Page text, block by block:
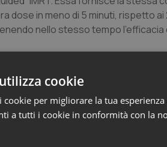
dose in meno di 5 minuti, rispetto
nello stesso tempo
elevate dosi di radiazioni più
di “virtual real-time
delle terapie
dello stesso, è controllato
cookie
per migliorare la tua
a tutti i cookie in conformità con la